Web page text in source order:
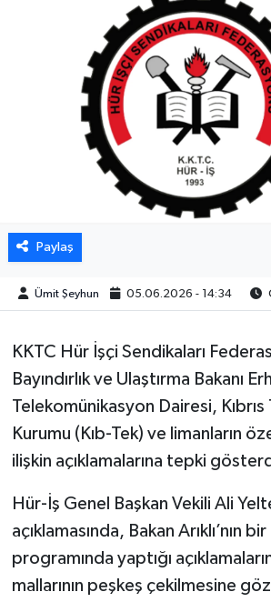
Paylaş
Ümit Şeyhun 05.06.2026 - 14:34
KKTC Hür İşçi Sendikaları
Bayındırlık ve Ulaştırma Bakanı
Telekomünikasyon Dairesi,
Kurumu (Kıb-Tek) ve limanların
ilişkin açıklamalarına tepki
Hür-İş Genel Başkan Vekili Ali
açıklamasında, Bakan Arıklı’nın
programında yaptığı
mallarının peşkeş çekilmesine